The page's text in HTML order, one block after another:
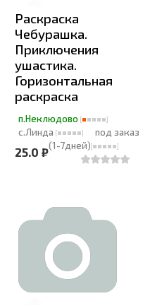
Раскраска
Чебурашка.
Приключения
ушастика.
Горизонтальная
раскраска
п.Неклюдово
с.Линда
под заказ
(1-7дней)
25.0 ₽